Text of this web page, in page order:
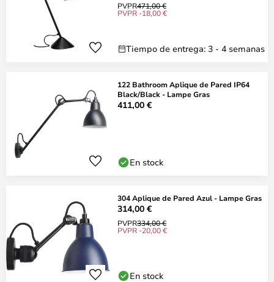
PVPR471,00 €
PVPR -18,00 €
Tiempo de entrega: 3 - 4 semanas
122 Bathroom Aplique de Pared IP64
Black/Black - Lampe Gras
411,00 €
En stock
304 Aplique de Pared Azul - Lampe Gras
314,00 €
PVPR334,00 €
PVPR -20,00 €
En stock